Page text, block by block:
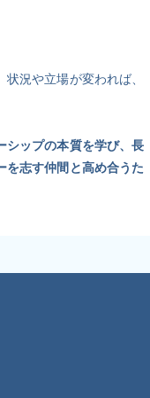
況や立場が変われば、
シップの本質を学び、長
を志す仲間と高め合うた